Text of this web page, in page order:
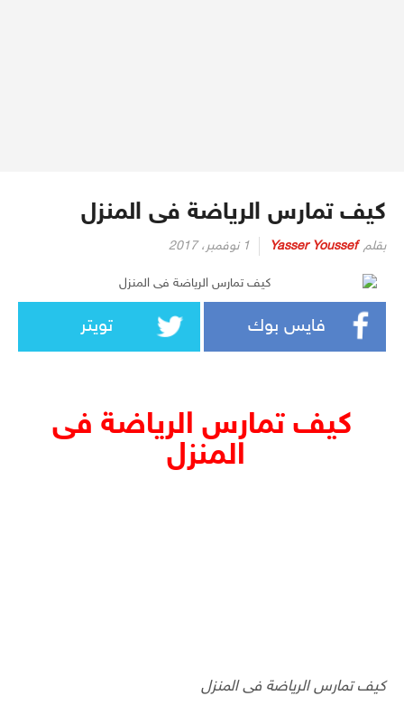
كيف تمارس الرياضة فى المنزل
بقلم Yasser Youssef 1 نوفمبر، 2017
فايس بوك تويتر
كيف تمارس الرياضة فى
المنزل
كيف تمارس الرياضة فى المنزل